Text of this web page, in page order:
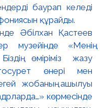
баурап келеді
құрайды.